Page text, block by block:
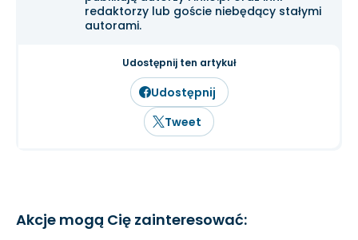
redaktorzy lub goście niebędący stałymi
autorami.
Udostępnij ten artykuł
Udostępnij
Tweet
Akcje mogą Cię zainteresować: